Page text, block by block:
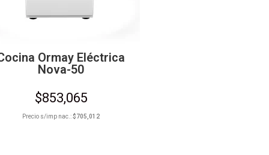
Ormay Eléctrica
Nova-50
$853,065
Precio s/imp nac.:$705,012